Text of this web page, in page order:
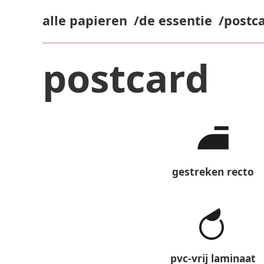
postcard
alle papieren de essentie
gestreken recto
pvc-vrij laminaat